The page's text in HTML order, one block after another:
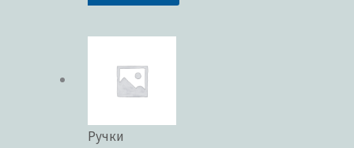
Ручки